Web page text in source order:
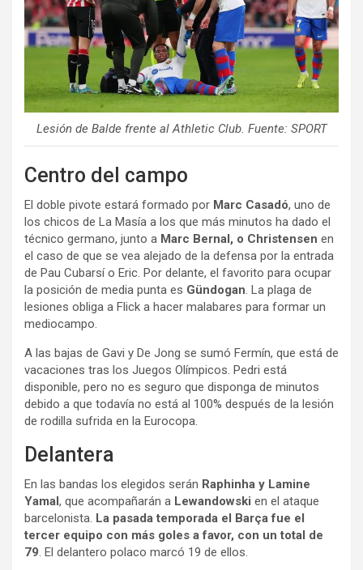
Lesión de Balde frente al Athletic Club. Fuente: SPORT
Centro del campo
El doble pivote estará formado por Marc Casadó, uno de
los chicos de La Masía a los que más minutos ha dado el
técnico germano, junto a Marc Bernal, o Christensen en
el caso de que se vea alejado de la defensa por la entrada
de Pau Cubarsí o Eric. Por delante, el favorito para ocupar
la posición de media punta es Gündogan. La plaga de
lesiones obliga a Flick a hacer malabares para formar un
mediocampo.
A las bajas de Gavi y De Jong se sumó Fermín, que está de
vacaciones tras los Juegos Olímpicos. Pedri está
disponible, pero no es seguro que disponga de minutos
debido a que todavía no está al 100% después de la lesión
de rodilla sufrida en la Eurocopa.
Delantera
En las bandas los elegidos serán Raphinha y Lamine
Yamal, que acompañarán a Lewandowski en el ataque
barcelonista. La pasada temporada el Barça fue el
tercer equipo con más goles a favor, con un total de
79. El delantero polaco marcó 19 de ellos.